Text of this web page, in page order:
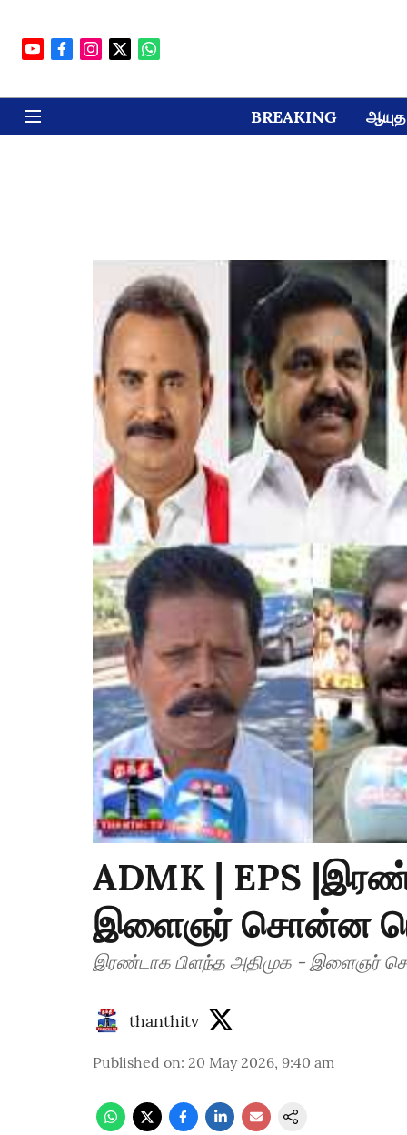
BREAKING ஆயுத
ADMK | EPS
இளைஞர் சொன்ன
இரண்டாக பிளந்த அதிமுக - இளைஞர்
thanthitv
Published on: 20 May 2026, 9:40 am